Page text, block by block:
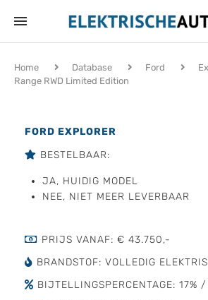
Home Database Ford
Range RWD Limited Edition
FORD EXPLORER
BESTELBAAR:
JA, HUIDIG MODEL
NEE, NIET MEER LEVERBAAR
PRIJS VANAF: € 43.750,-
BRANDSTOF: VOLLEDIG
BIJTELLINGSPERCENTAGE: 17% /